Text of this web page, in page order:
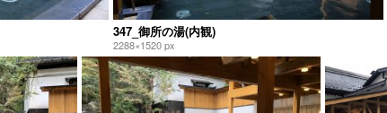
347_御所の湯(内観)
2288×1520 px